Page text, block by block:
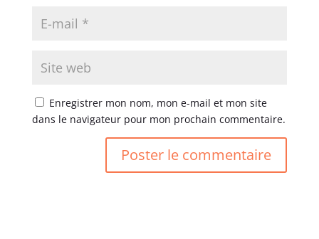
Enregistrer mon nom, mon e-mail et mon site
dans le navigateur pour mon prochain commentaire.